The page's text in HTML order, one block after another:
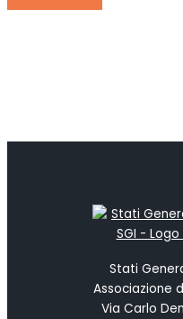
Stati
Associazione
Via Carlo